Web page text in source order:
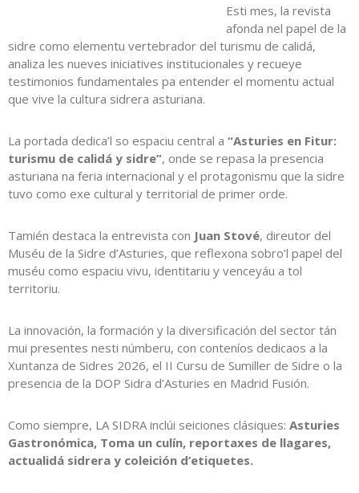
Esti mes, la revista
afonda nel papel de la
sidre como elementu vertebrador del turismu de calidá,
analiza les nueves iniciatives institucionales y recueye
testimonios fundamentales pa entender el momentu actual
que vive la cultura sidrera asturiana.
La portada dedica’l so espaciu central a “Asturies en Fitur:
turismu de calidá y sidre”, onde se repasa la presencia
asturiana na feria internacional y el protagonismu que la sidre
tuvo como exe cultural y territorial de primer orde.
Tamién destaca la entrevista con Juan Stové, direutor del
Muséu de la Sidre d’Asturies, que reflexona sobro’l papel del
muséu como espaciu vivu, identitariu y venceyáu a tol
territoriu.
La innovación, la formación y la diversificación del sector tán
mui presentes nesti númberu, con conteníos dedicaos a la
Xuntanza de Sidres 2026, el II Cursu de Sumiller de Sidre o la
presencia de la DOP Sidra d’Asturies en Madrid Fusión.
Como siempre, LA SIDRA inclúi seiciones clásiques: Asturies
Gastronómica, Toma un culín, reportaxes de llagares,
actualidá sidrera y coleición d’etiquetes.